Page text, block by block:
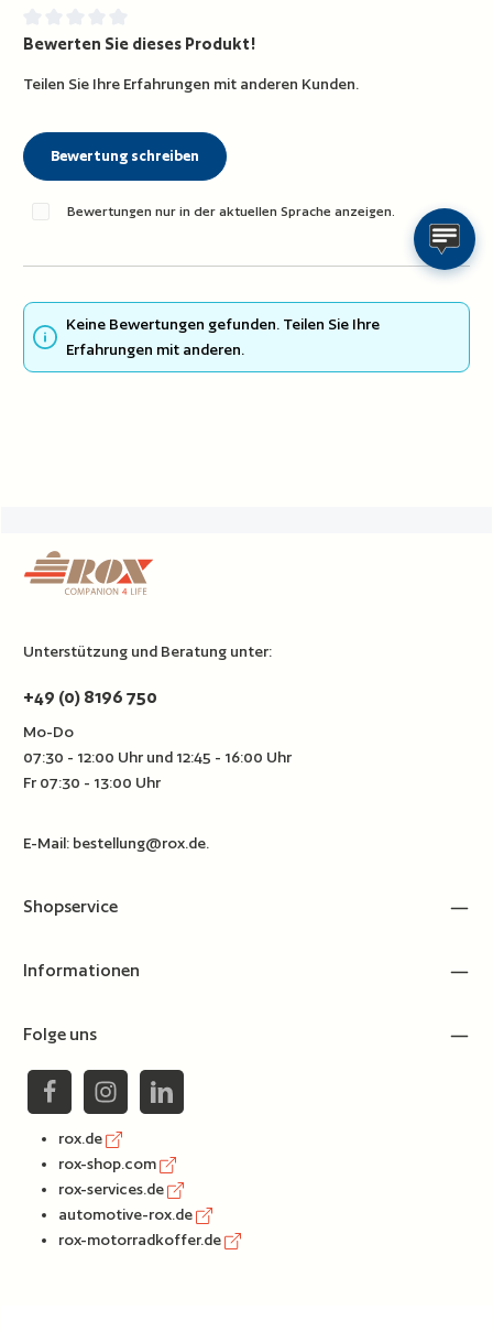
Durchschnittliche Bewertung von 0 von 5 Sternen
Bewerten Sie dieses Produkt!
Teilen Sie Ihre Erfahrungen mit anderen Kunden.
Bewertung schreiben
Bewertungen nur in der aktuellen Sprache anzeigen.
Keine Bewertungen gefunden. Teilen Sie Ihre
Erfahrungen mit anderen.
Unterstützung und Beratung unter:
+49 (0) 8196 750
Mo-Do
07:30 - 12:00 Uhr und 12:45 - 16:00 Uhr
Fr 07:30 - 13:00 Uhr
E-Mail: bestellung@rox.de.
Shopservice
Informationen
Folge uns
rox.de
rox-shop.com
rox-services.de
automotive-rox.de
rox-motorradkoffer.de